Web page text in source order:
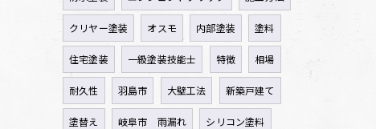
クリヤー塗装 オスモ 内部塗装 塗料
住宅塗装 一級塗装技能士 特徴 相場
耐久性 羽島市 大壁工法 新築戸建て
塗替え 岐阜市 雨漏れ シリコン塗料